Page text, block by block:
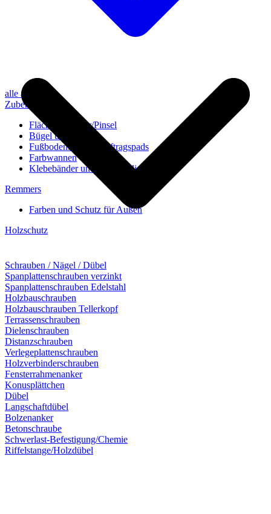
alle anzeigen
Zubehör
Flächenstreicher/Pinsel
Bügel und Rollen
Fußbodenbürsten/Auftragspads
Farbwannen
Klebebänder und Abdeckvlies
Remmers
Farben und Schutz für Außen
Holzschutz
Schrauben / Nägel / Dübel
Spanplattenschrauben verzinkt
Spanplattenschrauben Edelstahl
Holzbauschrauben
Holzbauschrauben Tellerkopf
Terrassenschrauben
Dielenschrauben
Distanzschrauben
Verlegeplattenschrauben
Holzverbinderschrauben
Fensterrahmenanker
Konusplättchen
Dübel
Langschaftdübel
Bolzenanker
Betonschraube
Schwerlast-Befestigung/Chemie
Riffelstange/Holzdübel